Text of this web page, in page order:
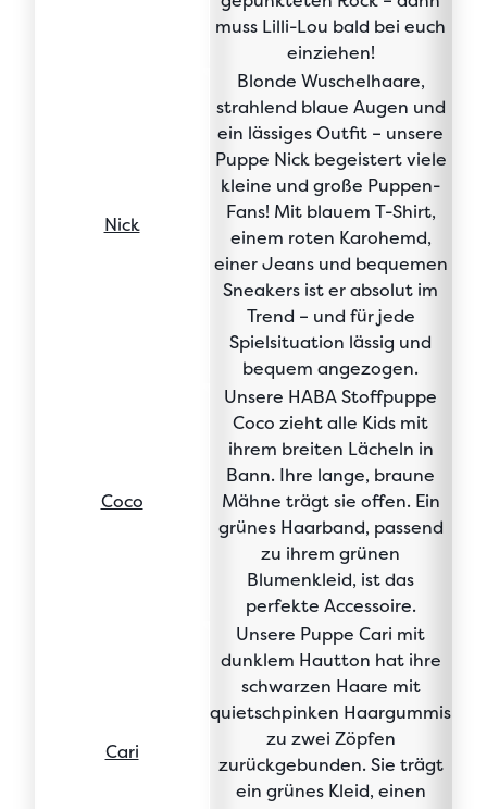
muss Lilli-Lou bald bei euch
einziehen!
Nick
Blonde Wuschelhaare,
strahlend blaue Augen und
ein lässiges Outfit – unsere
Puppe Nick begeistert viele
kleine und große Puppen-
Fans! Mit blauem T-Shirt,
einem roten Karohemd,
einer Jeans und bequemen
Sneakers ist er absolut im
Trend – und für jede
Spielsituation lässig und
bequem angezogen.
Coco
Unsere HABA Stoffpuppe
Coco zieht alle Kids mit
ihrem breiten Lächeln in
Bann. Ihre lange, braune
Mähne trägt sie offen. Ein
grünes Haarband, passend
zu ihrem grünen
Blumenkleid, ist das
perfekte Accessoire.
Cari
Unsere Puppe Cari mit
dunklem Hautton hat ihre
schwarzen Haare mit
quietschpinken Haargummis
zu zwei Zöpfen
zurückgebunden. Sie trägt
ein grünes Kleid, einen